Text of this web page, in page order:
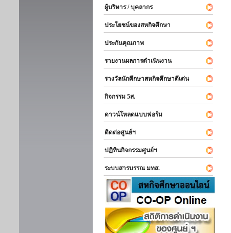
ผู้บริหาร / บุคลากร
ประโยชน์ของสหกิจศึกษา
ประกันคุณภาพ
รายงานผลการดำเนินงาน
รางวัลนักศึกษาสหกิจศึกษาดีเด่น
กิจกรรม 5ส.
ดาวน์โหลดแบบฟอร์ม
ติดต่อศูนย์ฯ
ปฏิทินกิจกรรมศูนย์ฯ
ระบบสารบรรณ มทส.